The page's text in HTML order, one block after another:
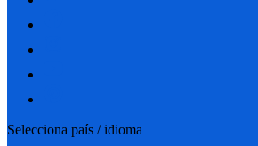
Selecciona país / idioma